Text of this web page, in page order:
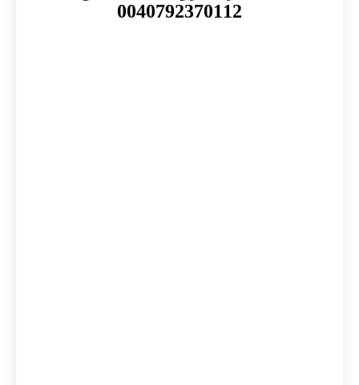
0040792370112